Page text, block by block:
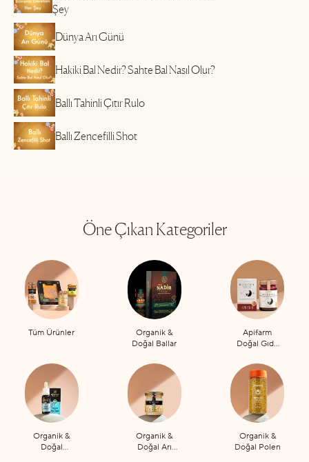
Şey
Dünya Arı Günü
Hakiki Bal Nedir? Sahte Bal Nasıl Olur?
Ballı Tahinli Çıtır Rulo
Ballı Zencefilli Shot
Öne Çıkan Kategoriler
Tüm Ürünler
Organik &
Doğal Ballar
Apifarm
Doğal Gıda
Organik &
Doğal
Organik &
Doğal Arı
Organik &
Doğal Polen